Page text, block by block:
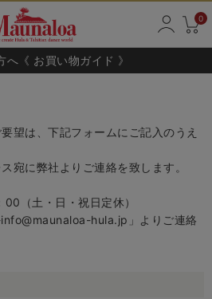
0
へ《 お買い物ガイド 》
望は、下記フォームにご記入のうえ
宛に弊社よりご連絡を致します。
（土・日・祝日定休）
hula.jp」よりご連絡